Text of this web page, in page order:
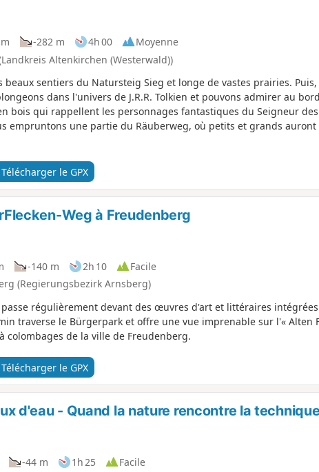
-282 m 4h 00
Moyenne
Altenkirchen (Westerwald))
beaux sentiers du Natursteig Sieg et longe de vastes prairies.
dans l'univers de J.R.R. Tolkien et pouvons admirer au
bois qui rappellent les personnages fantastiques du Seigneur des
empruntons une partie du Räuberweg, où petits et grands auront
Télécharger le GPX
Weg à Freudenberg
-140 m 2h 10
Facile
(Regierungsbezirk Arnsberg)
régulièrement devant des œuvres d'art et littéraires
traverse le Bürgerpark et offre une vue imprenable sur l'« Alten
colombages de la ville de Freudenberg.
Télécharger le GPX
d'eau - Quand la nature rencontre la technique
-44 m 1h 25
Facile